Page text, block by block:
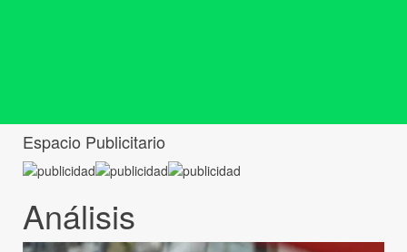
Espacio Publicitario
Análisis